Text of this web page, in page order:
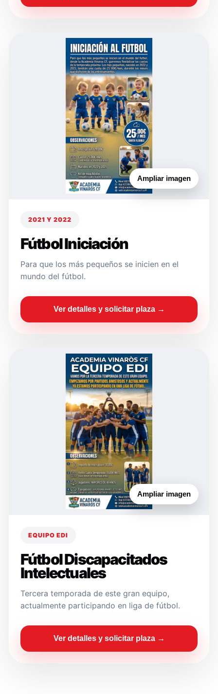
Ampliar imagen
2021 Y 2022
Fútbol Iniciación
Para que los más pequeños se inicien en el
mundo del fútbol.
Ver detalles y solicitar plaza →
Ampliar imagen
EQUIPO EDI
Fútbol Discapacitados
Intelectuales
Tercera temporada de este gran equipo,
actualmente participando en liga de fútbol.
Ver detalles y solicitar plaza →